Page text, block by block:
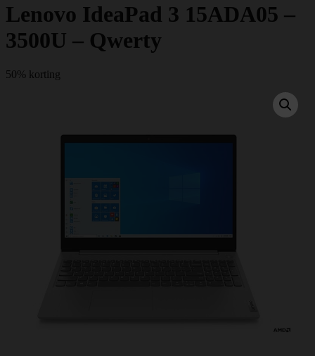
Lenovo IdeaPad 3 15ADA05 –
3500U – Qwerty
50% korting